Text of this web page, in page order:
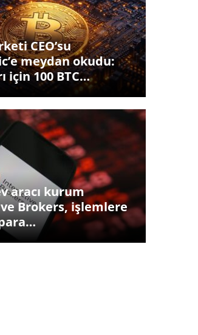
CEO’su
meydan okudu:
için 100 BTC…
aracı kurum
Brokers, işlemlere